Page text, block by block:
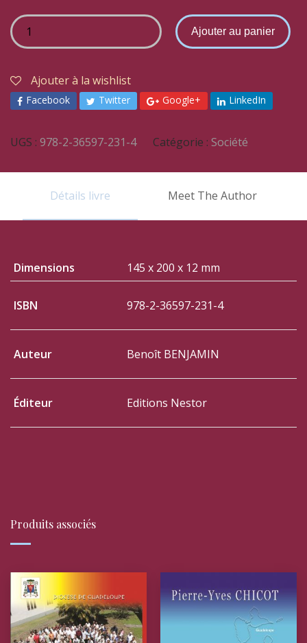
Ajouter au panier
Ajouter à la wishlist
Facebook Twitter Google+ LinkedIn
UGS : 978-2-36597-231-4 Catégorie : Société
Détails livre Meet The Author
Dimensions 145 x 200 x 12 mm
ISBN 978-2-36597-231-4
Auteur Benoît BENJAMIN
Éditeur Editions Nestor
Produits associés